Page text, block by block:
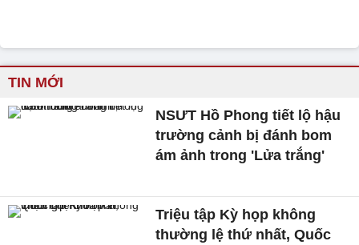
TIN MỚI
NSƯT Hồ Phong tiết lộ hậu
trường cảnh bị đánh bom
ám ảnh trong 'Lửa trắng'
Triệu tập Kỳ họp không
thường lệ thứ nhất, Quốc